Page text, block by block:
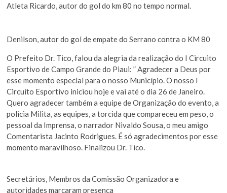
Atleta Ricardo, autor do gol do km 80 no tempo normal.
Denilson, autor do gol de empate do Serrano contra o KM 80
O Prefeito Dr. Tico, falou da alegria da realização do I Circuito
Esportivo de Campo Grande do Piaui: ” Agradecer a Deus por
esse momento especial para o nosso Município. O nosso I
Circuito Esportivo iniciou hoje e vai até o dia 26 de Janeiro.
Quero agradecer também a equipe de Organização do evento, a
policia Milita, as equipes, a torcida que compareceu em peso, o
pessoal da Imprensa, o narrador Nivaldo Sousa, o meu amigo
Comentarista Jacinto Rodrigues. É só agradecimentos por esse
momento maravilhoso. Finalizou Dr. Tico.
Secretários, Membros da Comissão Organizadora e
autoridades marcaram presença